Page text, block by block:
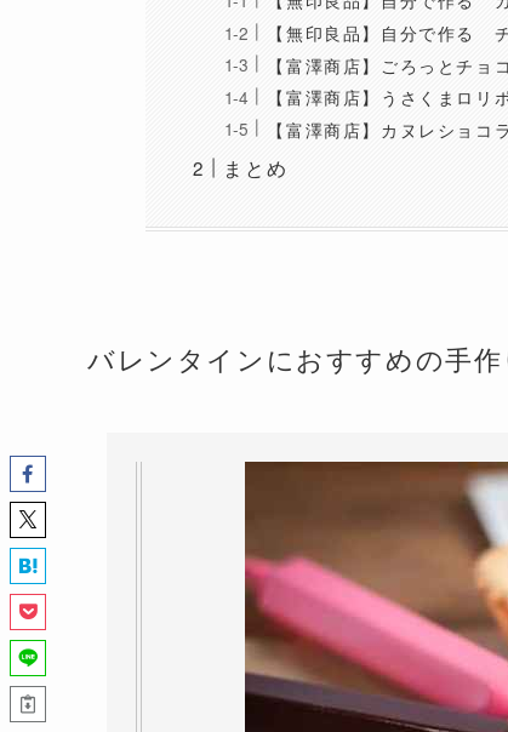
【無印良品】自分で作る
【富澤商店】ごろっとチョ
【富澤商店】うさくまロリ
【富澤商店】カヌレショコラ
まとめ
バレンタインにおすすめの手